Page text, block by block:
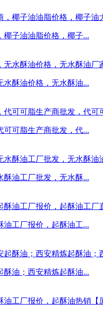
子油油脂价格，椰子...
酥油价格，无水酥油...
可脂生产商批发，代...
油工厂批发，无水酥...
工厂报价，起酥油工...
油；西安精炼起酥油...